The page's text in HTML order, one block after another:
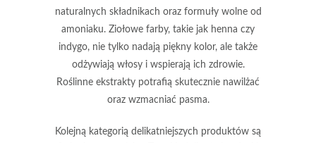
naturalnych składnikach oraz formuły wolne od
amoniaku. Ziołowe farby, takie jak henna czy
indygo, nie tylko nadają piękny kolor, ale także
odżywiają włosy i wspierają ich zdrowie.
Roślinne ekstrakty potrafią skutecznie nawilżać
oraz wzmacniać pasma.
Kolejną kategorią delikatniejszych produktów są